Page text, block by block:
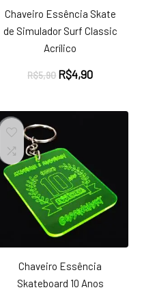
Chaveiro Essência Skate
de Simulador Surf Classic
Acrílico
R$5,90 O
era:
R$4,90O
é:
Chaveiro Essência
Skateboard 10 Anos